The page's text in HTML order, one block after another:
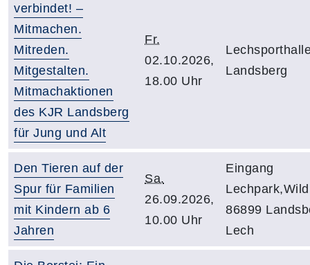
verbindet! –
Mitmachen.
Mitreden.
Mitgestalten.
Mitmachaktionen
des KJR Landsberg
für Jung und Alt
Fr.
02.10.2026,
18.00 Uhr
Landsberg
Den Tieren auf der
Spur für Familien
mit Kindern ab 6
Jahren
Sa.
26.09.2026,
10.00 Uhr
Eingang
86899
Lech